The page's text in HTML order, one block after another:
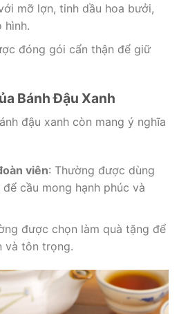
mỡ lợn, tinh dầu hoa bưởi,
hình.
đóng gói cẩn thận để giữ
Bánh Đậu Xanh
đậu xanh còn mang ý nghĩa
viên: Thường được dùng
cầu mong hạnh phúc và
được chọn làm quà tặng để
và tôn trọng.